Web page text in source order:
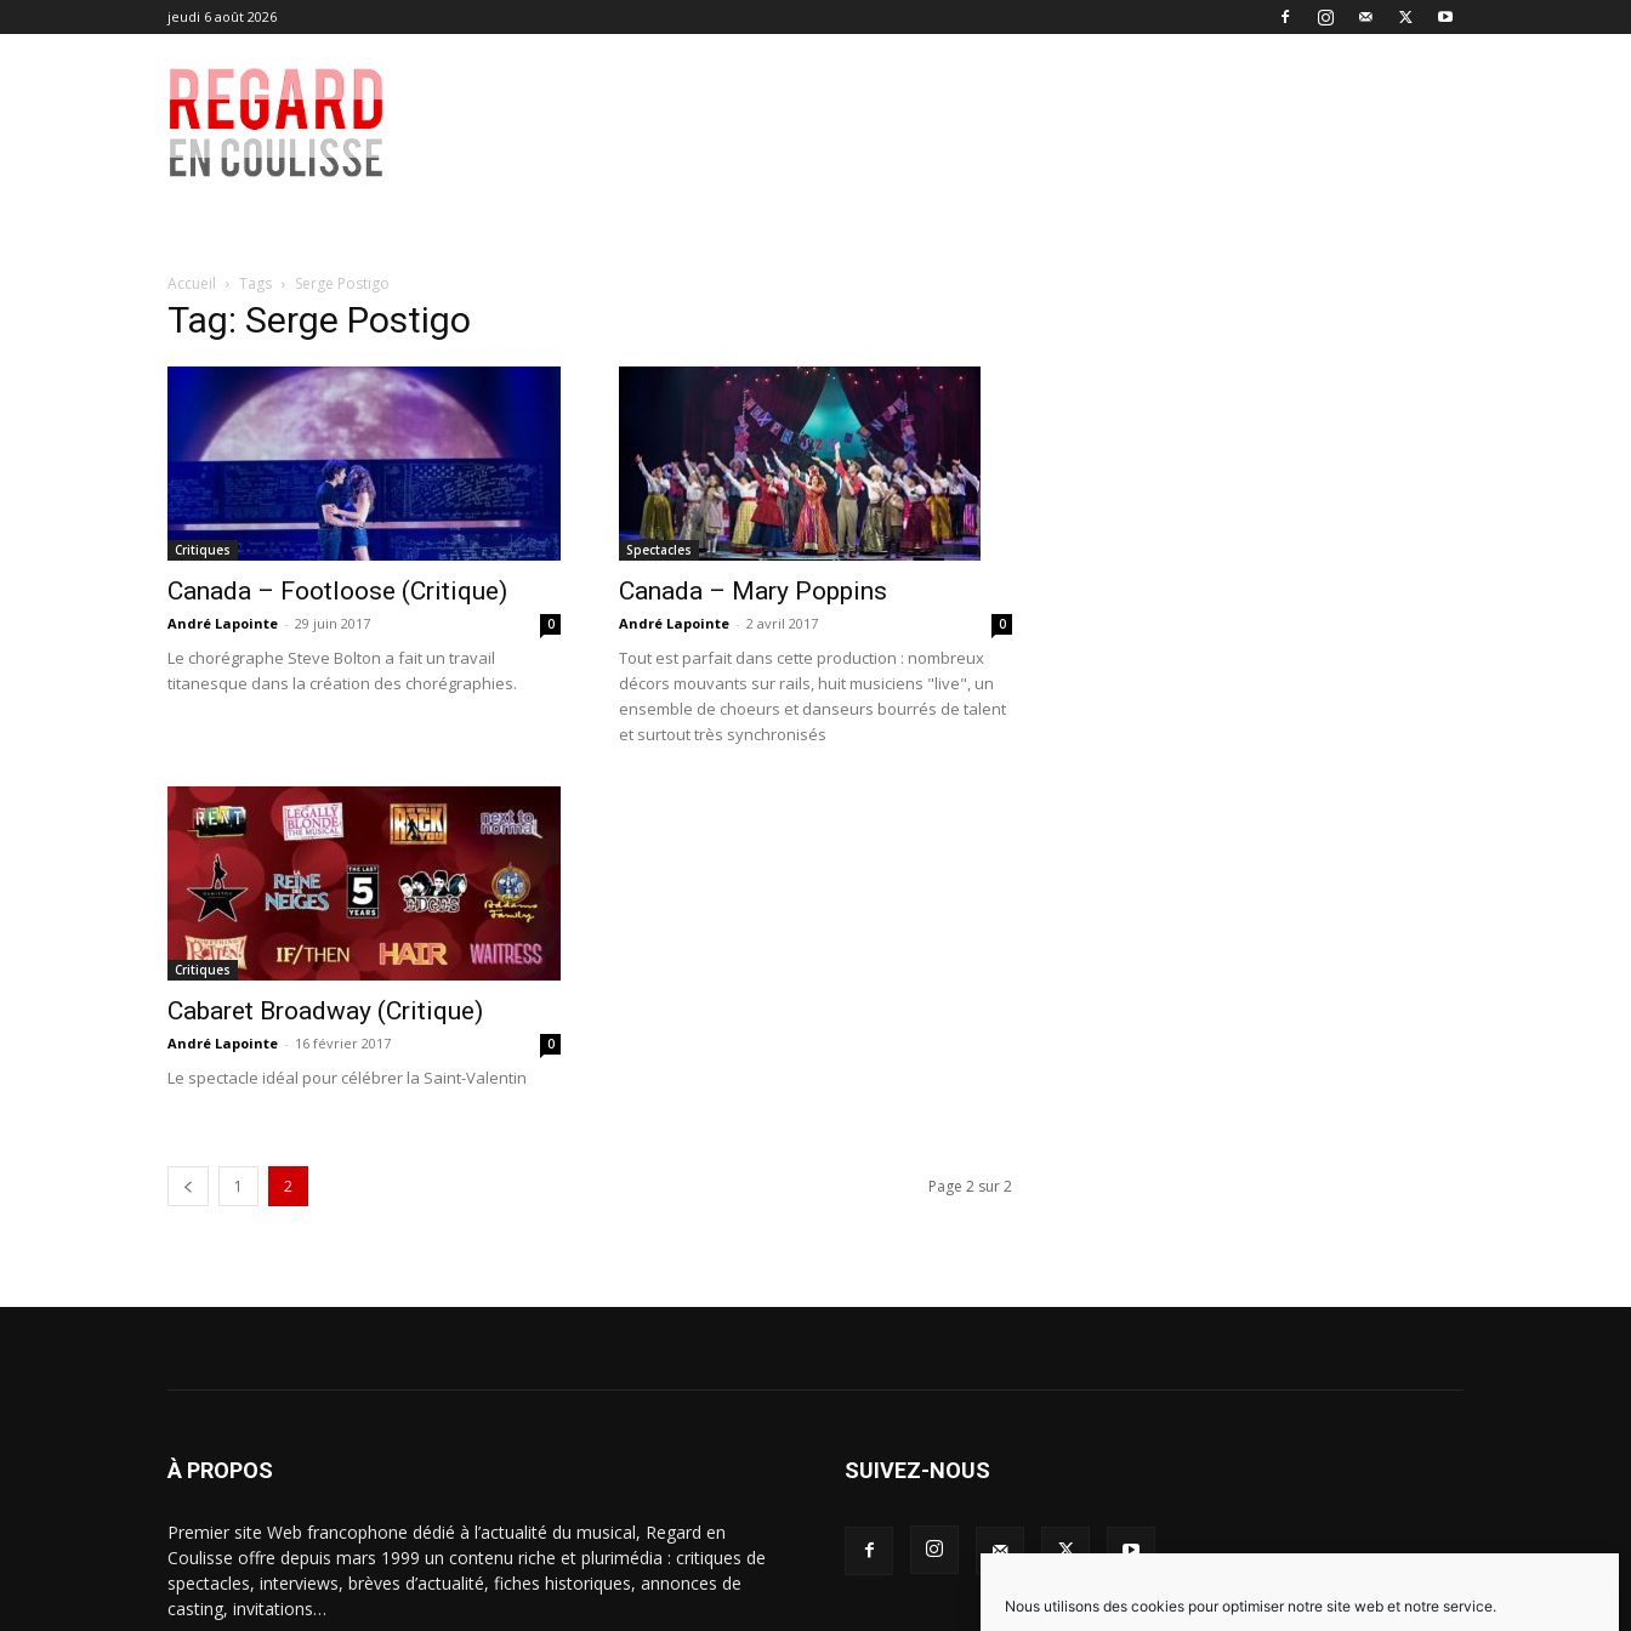
Nous utilisons des cookies pour optimiser notre site web et notre service.
jeudi 6 août 2026
Regard
en
Coulisse
Accueil Tags Serge Postigo
Tag: Serge Postigo
Critiques
Canada – Footloose (Critique)
André Lapointe - 29 juin 2017 0
Le chorégraphe Steve Bolton a fait un travail
titanesque dans la création des chorégraphies.
Spectacles
Canada – Mary Poppins
André Lapointe - 2 avril 2017 0
Tout est parfait dans cette production : nombreux
décors mouvants sur rails, huit musiciens "live", un
ensemble de choeurs et danseurs bourrés de talent
et surtout très synchronisés
Critiques
Cabaret Broadway (Critique)
André Lapointe - 16 février 2017 0
Le spectacle idéal pour célébrer la Saint-Valentin
1 2 Page 2 sur 2
À PROPOS
Premier site Web francophone dédié à l’actualité du musical, Regard en
Coulisse offre depuis mars 1999 un contenu riche et plurimédia : critiques de
spectacles, interviews, brèves d’actualité, fiches historiques, annonces de
casting, invitations…
SUIVEZ-NOUS